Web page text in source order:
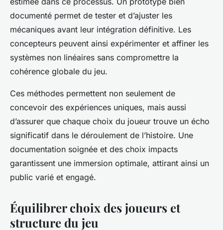
documenté permet de tester et d’ajuster les
mécaniques avant leur intégration définitive. Les
concepteurs peuvent ainsi expérimenter et affiner les
systèmes non linéaires sans compromettre la
cohérence globale du jeu.
Ces méthodes permettent non seulement de
concevoir des expériences uniques, mais aussi
d’assurer que chaque choix du joueur trouve un écho
significatif dans le déroulement de l’histoire. Une
documentation soignée et des choix impacts
garantissent une immersion optimale, attirant ainsi un
public varié et engagé.
Équilibrer choix des joueurs et
structure du jeu